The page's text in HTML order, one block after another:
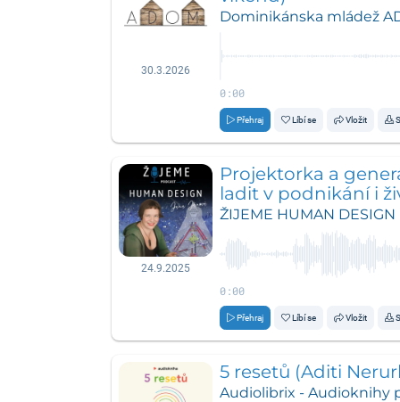
30.3.2026
Dominikánska mládež
0:00
Přehraj Líbí se Vložit
24.9.2025
Projektorka a
ladit v podnikání i
Jana Jánová
ŽIJEME HUMAN DESIGN
0:00
Přehraj Líbí se Vložit
5 resetů (Aditi
Audiolibrix - Audioknihy